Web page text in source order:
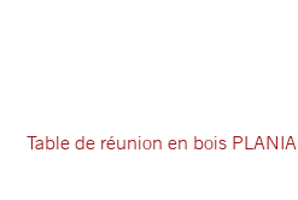
Table de réunion en bois PLANIA